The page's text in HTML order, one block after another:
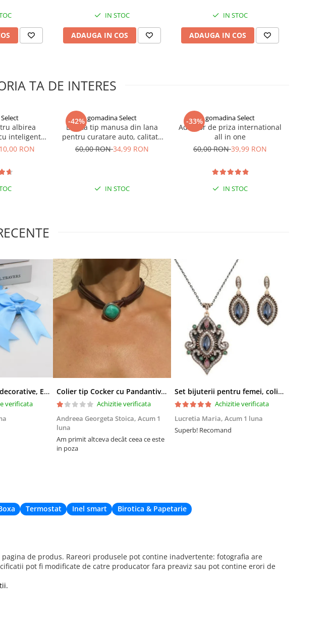
IN STOC
ADAUGA IN COS
IN STOC
ADAUGA IN COS
TA DE INTERES
albirea
inteligenta
RON
-42% gomadina Select
Laveta tip manusa din lana
pentru curatare auto, calitate
extra
60,00 RON34,99 RON
IN STOC
-33% gomadina Select
Adaptor de priza international
all in one
60,00 RON39,99 RON
IN STOC
Set 50 de fundite decorative, EVNC, Blue Satin , potrivite pentru masini, scaune sau pahare, albastru
verificata
Colier tip Cocker cu Pandantiv Boho EVNC - Turquoise Pendant, Mărime Reglabilă
Achizitie verificata
Andreea Georgeta Stoica, Acum 1
luna
Am primit altceva decât ceea ce este
in poza
Set bijuterii pentru femei, colier cu pandantiv si cercei, CRM, 51 cm, multicolor
Achizitie verificata
Lucretia Maria, Acum 1 luna
Superb! Recomand
Termostat Inel smart
Birotica & Papetarie
de produs. Rareori produsele pot contine inadvertente: fotografia are
pot fi modificate de catre producator fara preaviz sau pot contine erori de